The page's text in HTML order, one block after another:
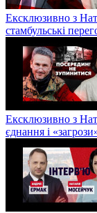
Ексклюзивно з
стамбульські
Ексклюзивно з
єднання і